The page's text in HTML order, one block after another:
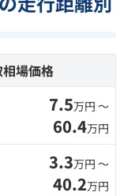
相場価格
7.5万円 〜
60.4万円
3.3万円 〜
40.2万円